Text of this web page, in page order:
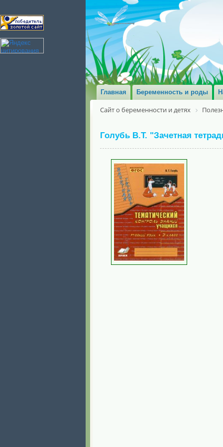
Главная Беременность и роды
Сайт о беременности и детях
Голубь В.Т. "Зачетная